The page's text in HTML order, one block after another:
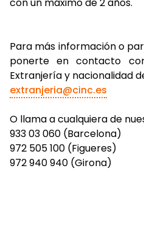
Para más información o
ponerte en contacto
Extranjería y nacionalidad
extranjeria@cinc.es
O llama a cualquiera de
933 03 060 (Barcelona)
972 505 100 (Figueres)
972 940 940 (Girona)